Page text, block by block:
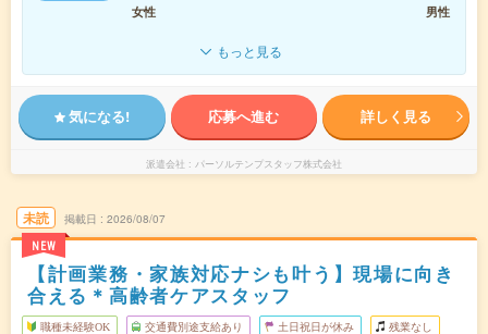
女性
男性
もっと見る
気になる! 応募へ進む 詳しく見る
派遣会社 パーソルテンプスタッフ株式会社
未読
NEW
掲載日 2026/08/07
【計画業務・家族対応ナシも叶う】現場に向き
合える＊高齢者ケアスタッフ
職種未経験OK 交通費別途支給あり 土日祝日が休み 残業なし